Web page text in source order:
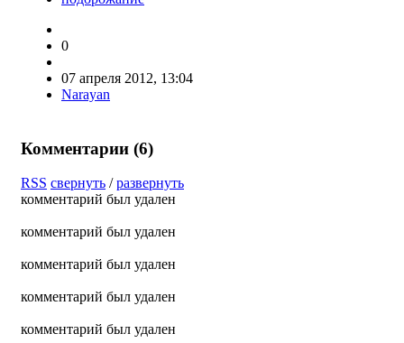
0
07 апреля 2012, 13:04
Narayan
Комментарии (6)
RSS свернуть /развернуть
комментарий был удален
комментарий был удален
комментарий был удален
комментарий был удален
комментарий был удален